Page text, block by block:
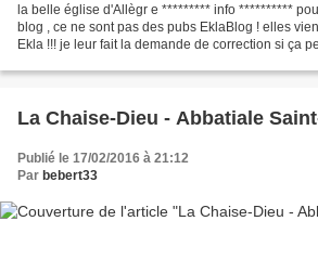
la belle église d'Allègr e ********* info **********
blog , ce ne sont pas des pubs EklaBlog ! elles
Ekla !!! je leur fait la demande de correction si ça
La Chaise-Dieu - Abbatiale
Publié le 17/02/2016 à 21:12
Par bebert33